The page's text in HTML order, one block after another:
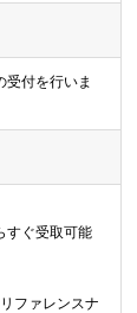
受付を行いま
すぐ受取可能
ファレンスナ